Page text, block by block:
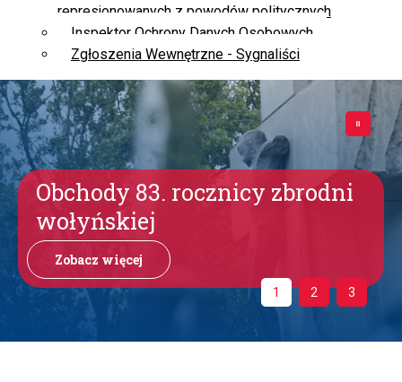
represjonowanych z powodów politycznych
Inspektor Ochrony Danych Osobowych
Zgłoszenia Wewnętrzne - Sygnaliści
Obchody 83. rocznicy zbrodni
wołyńskiej
Zobacz więcej
1 2 3